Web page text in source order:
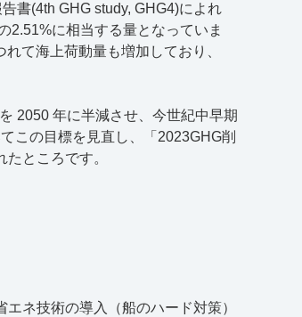
書(4th GHG study, GHG4)によれ
2.51%に相当する量となっていま
て海上荷動量も増加しており、
2050 年に半減させ、今世紀中早期
この目標を見直し、「2023GHG削
ところです。
ネ技術の導入（船のハード対策）